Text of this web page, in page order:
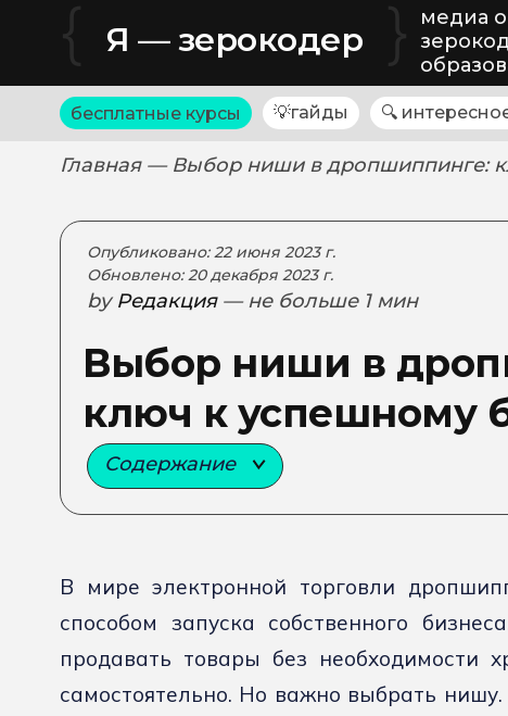
{ Я — зерокодер }
медиа
бесплатные курсы 💡гайды 🔍
Главная — Выбор ниши в дропшиппинге:
Опубликовано: 22 июня 2023 г.
Обновлено: 20 декабря 2023 г.
byРедакция — не больше 1 мин
Выбор ниши в
ключ к успешному
Содержание
В мире электронной торговли
способом запуска собственного
продавать товары без необходимости
самостоятельно. Но важно выбрать